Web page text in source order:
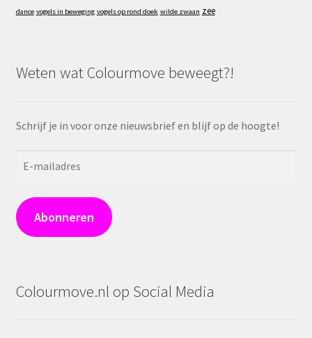
dance vogels in beweging vogels op rond doek wilde zwaan zee
Weten wat Colourmove beweegt?!
Schrijf je in voor onze nieuwsbrief en blijf op de hoogte!
Abonneren
Colourmove.nl op Social Media